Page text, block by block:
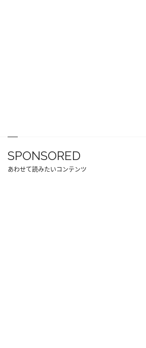
SPONSORED
あわせて読みたいコンテンツ